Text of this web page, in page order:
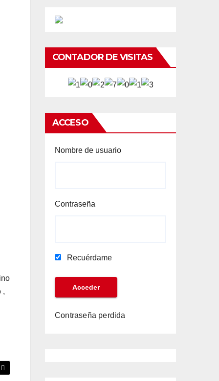
,
CONTADOR DE VISITAS
ACCESO
Nombre de usuario
Contraseña
Recuérdame
Contraseña perdida